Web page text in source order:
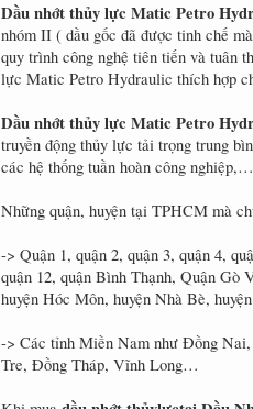
Dầu nhớt thủy lực Matic Petro
nhóm II ( dầu gốc đã được tinh chế
quy trình công nghệ tiên tiến và tuân
lực Matic Petro Hydraulic thích hợp
Dầu nhớt thủy lực Matic Petro
truyền động thủy lực tải trọng trung
các hệ thống tuần hoàn công nghiệp,…
Những quận, huyện tại TPHCM mà
-> Quận 1, quận 2, quận 3, quận 4,
quận 12, quận Bình Thạnh, Quận Gò
huyện Hóc Môn, huyện Nhà Bè,
-> Các tỉnh Miền Nam như Đồng
Tre, Đồng Tháp, Vĩnh Long…